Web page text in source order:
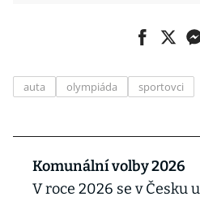
auta olympiáda sportovci
Komunální volby 2026
V roce 2026 se v Česku